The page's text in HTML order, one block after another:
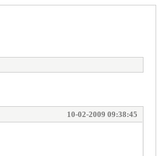
10-02-2009 09:38:45